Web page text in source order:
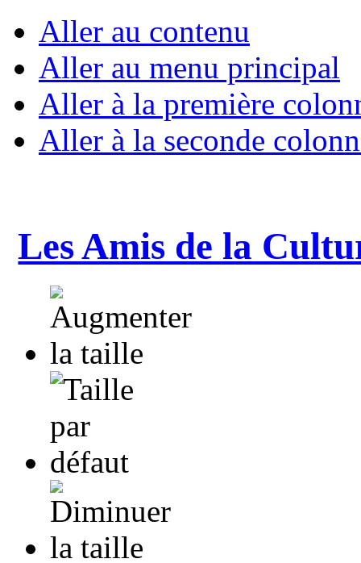
Aller au contenu
Aller au menu principal
Aller à la première
Aller à la seconde
Les Amis de la